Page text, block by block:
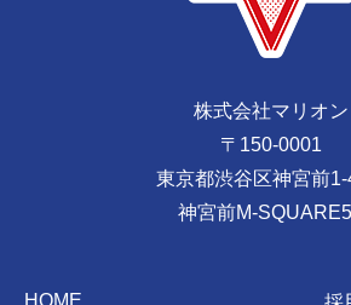
株式会社マリオン
〒150-0001
東京都渋谷区神宮前
神宮前M-